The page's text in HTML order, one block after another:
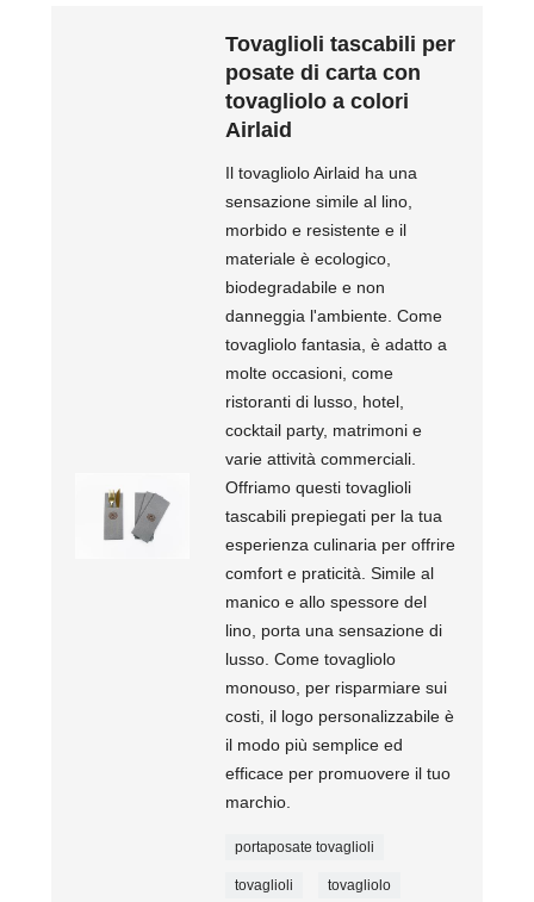
Tovaglioli tascabili per
posate di carta con
tovagliolo a colori
Airlaid
Il tovagliolo Airlaid ha una
sensazione simile al lino,
morbido e resistente e il
materiale è ecologico,
biodegradabile e non
danneggia l'ambiente. Come
tovagliolo fantasia, è adatto a
molte occasioni, come
ristoranti di lusso, hotel,
cocktail party, matrimoni e
varie attività commerciali.
Offriamo questi tovaglioli
tascabili prepiegati per la tua
esperienza culinaria per offrire
comfort e praticità. Simile al
manico e allo spessore del
lino, porta una sensazione di
lusso. Come tovagliolo
monouso, per risparmiare sui
costi, il logo personalizzabile è
il modo più semplice ed
efficace per promuovere il tuo
marchio.
portaposate tovaglioli
tovaglioli tovagliolo